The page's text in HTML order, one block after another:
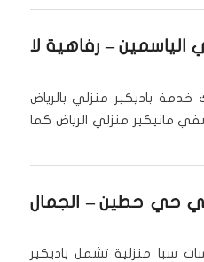
الياسمين– رفاهية لا
باديكير منزلي بالرياض
مانيكير منزلي الرياض كما
في حي حطين– الجمال
منزلية تشمل باديكير